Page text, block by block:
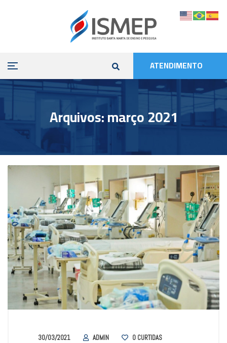
ATENDIMENTO
Arquivos: março 2021
30/03/2021 ADMIN 0 CURTIDAS